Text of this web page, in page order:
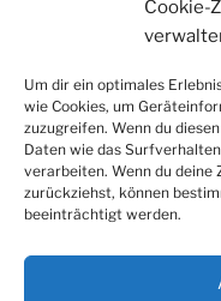
Cookie-
Um dir ein optimales
wie Cookies, um
zuzugreifen. Wenn du
Daten wie das
verarbeiten. Wenn du
zurückziehst, können
beeinträchtigt werden.